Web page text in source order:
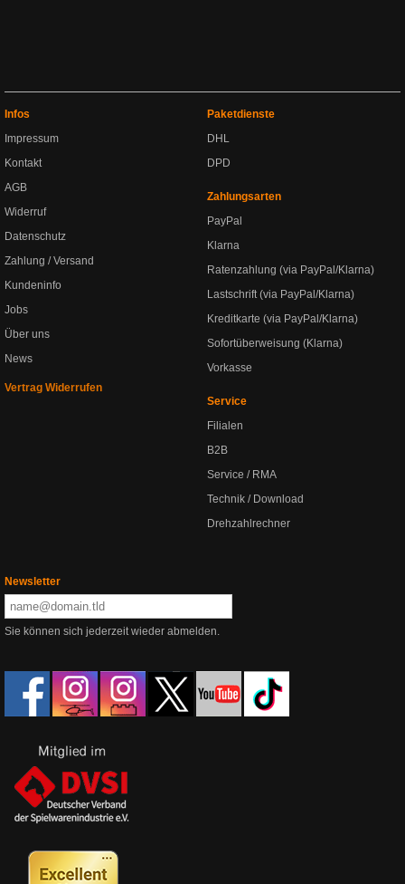
Infos
Impressum
Kontakt
AGB
Widerruf
Datenschutz
Zahlung / Versand
Kundeninfo
Jobs
Über uns
News
Vertrag Widerrufen
Paketdienste
DHL
DPD
Zahlungsarten
PayPal
Klarna
Ratenzahlung (via PayPal/Klarna)
Lastschrift (via PayPal/Klarna)
Kreditkarte (via PayPal/Klarna)
Sofortüberweisung (Klarna)
Vorkasse
Service
Filialen
B2B
Service / RMA
Technik / Download
Drehzahlrechner
Newsletter
Sie können sich jederzeit wieder abmelden.